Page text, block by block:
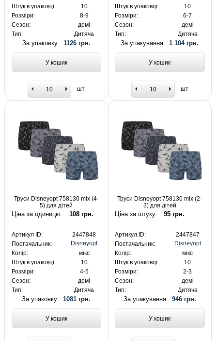
Штук в упаковці:
10
Розміри:
8-9
Сезон:
демі
Тип:
Дитяча
За упаковку: 1126 грн.
У кошик
шт
Штук в упаковці:
10
Розміри:
6-7
Сезон:
демі
Тип:
Дитяча
За упакування:1 104 грн.
У кошик
шт
Труси Disneyopt 758130 mix (4-
5) для дітей
Ціна за одиницю: 108 грн.
Артикул ID:
2447848
Постачальник:
Disneyopt
Колір:
мікс
Штук в упаковці:
10
Розміри:
4-5
Сезон:
демі
Тип:
Дитяча
За упаковку:1081 грн.
У кошик
Труси Disneyopt 758130 mix (2-
3) для дітей
Ціна за штуку: 95 грн.
Артикул ID:
2447847
Постачальник:
Disneyopt
Колір:
мікс
Штук в упаковці:
10
Розміри:
2-3
Сезон:
демі
Тип:
Дитяча
За упакування: 946 грн.
У кошик